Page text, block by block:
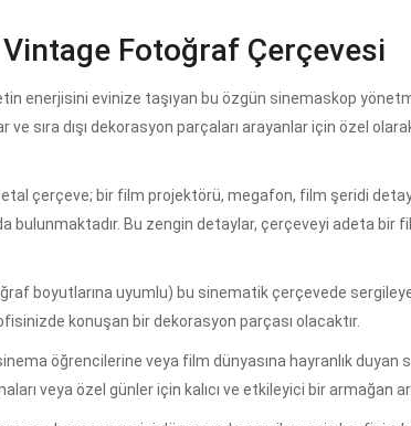
Vintage Fotoğraf Çerçevesi
enerjisini evinize taşıyan bu özgün sinemaskop
ve sıra dışı dekorasyon parçaları arayanlar için özel
çerçeve; bir film projektörü, megafon, film şeridi
bulunmaktadır. Bu zengin detaylar, çerçeveyi adeta
boyutlarına uyumlu) bu sinematik çerçevede
konuşan bir dekorasyon parçası olacaktır.
öğrencilerine veya film dünyasına hayranlık
veya özel günler için kalıcı ve etkileyici bir armağan